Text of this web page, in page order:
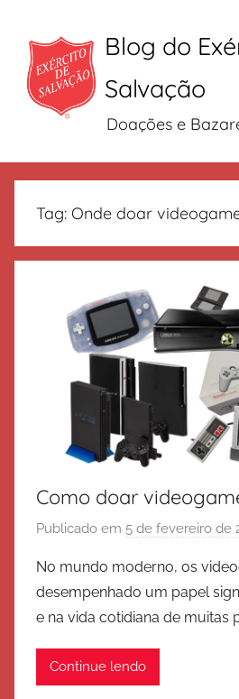
conteúdo
Blog do
Salvação
Doações e
Tag: Onde doar
Como doar
Publicado em 5 de fevereiro de
No mundo moderno, os
desempenhado um papel
e na vida cotidiana de muitas
Continue lendo